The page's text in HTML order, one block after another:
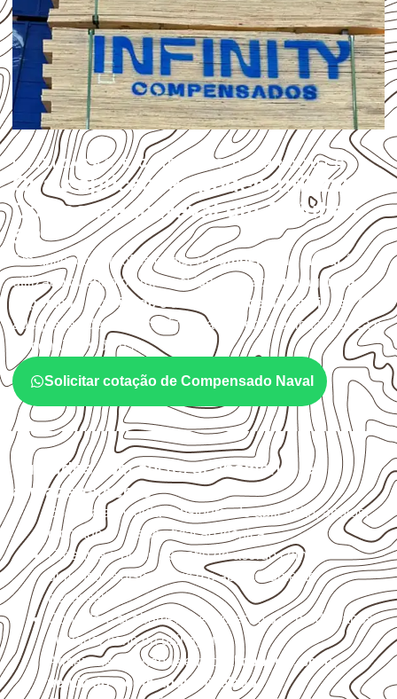
UTILIZAÇÃO E CUIDADOS DO PRODUTO
Quais aplicações podem utilizar
Compensado Naval em Turiúba –
SP?
Em aplicações profissionais, oCompensado Navalé
utilizado quando o projeto exige atenção à colagem, à
exposição à umidade e à estabilidade dimensional . A
adequação deve ser confirmada conforme a ficha técnica e
as condições de uso.
Solicitar cotação de Compensado Naval
Cuidados com corte, acabamento e
armazenamento
Escolha a medida considerando aplicação, apoios,
montagem e especificação técnica.
Organize o plano de corte de acordo com as
dimensões disponíveis e o aproveitamento
necessário.
Considere acabamento e proteção das bordas após
qualquer corte ou usinagem.
Armazene as chapas em local coberto, seco,
ventilado e com apoio nivelado.